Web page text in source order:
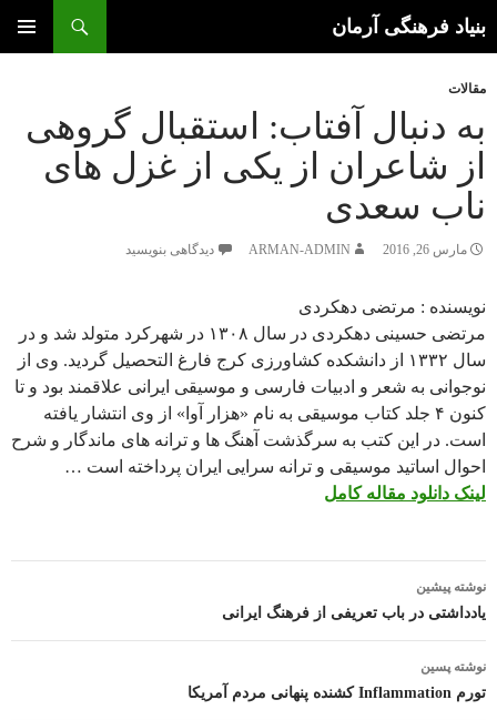
بنیاد فرهنگی آرمان
محتوا
مقالات
به دنبال آفتاب: استقبال گروهی
از شاعران از یکی از غزل های
ناب سعدی
مارس 26, 2016 ARMAN-ADMIN دیدگاهی بنویسید
نویسنده : مرتضی دهکردی
مرتضی حسینی دهکردی در سال ۱۳۰۸ در شهرکرد متولد شد و در
سال ۱۳۳۲ از دانشکده کشاورزی کرج فارغ التحصیل گردید. وی از
نوجوانی به شعر و ادبیات فارسی و موسیقی ایرانی علاقمند بود و تا
کنون ۴ جلد کتاب موسیقی به نام «هزار آوا» از وی انتشار یافته
است. در این کتب به سرگذشت آهنگ ها و ترانه های ماندگار و شرح
احوال اساتید موسیقی و ترانه سرایی ایران پرداخته است …
لینک دانلود مقاله کامل
نوشته
نوشته پیشین
یادداشتی در باب تعریفی‌ از فرهنگ ایرانی‌
نوشته پسین
تورم Inflammation کشنده پنهانی مردم آمریکا